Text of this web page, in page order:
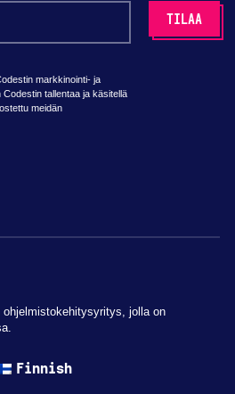
markkinointi- ja
tallentaa ja käsitellä
meidän
jolla on
- pääkonttori
Finnish